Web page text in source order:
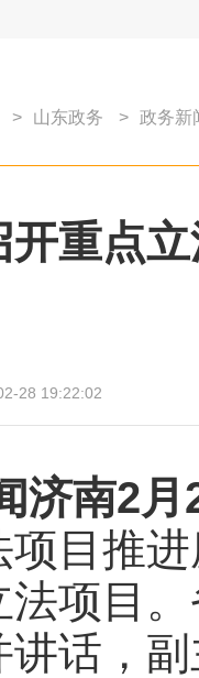
> 山东政务 > 政务新
重点
28 19:22:02
济南2
目推
项目
话，